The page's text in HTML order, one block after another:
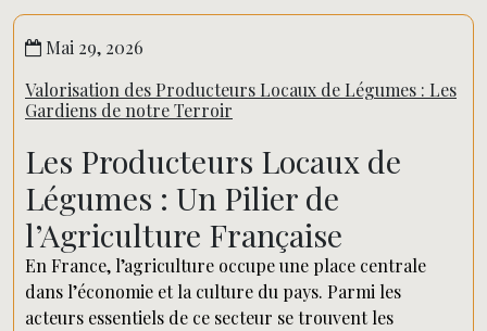
Mai 29, 2026
Valorisation des Producteurs Locaux de Légumes : Les
Gardiens de notre Terroir
Les Producteurs Locaux de
Légumes : Un Pilier de
l’Agriculture Française
En France, l’agriculture occupe une place centrale
dans l’économie et la culture du pays. Parmi les
acteurs essentiels de ce secteur se trouvent les